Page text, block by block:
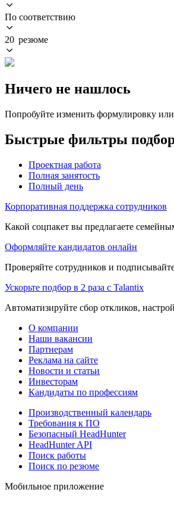
По соответствию
20 резюме
Ничего не нашлось
Попробуйте изменить формулировку
Быстрые фильтры
Проектная работа
Полная занятость
Полный день
Корпоративная поддержка сотрудников
Какой соцпакет вы предлагаете
Оформляйте кандидатов онлайн
Проверяйте сотрудников и
Ускорьте подбор в 2 раза с Talantix
Автоматизируйте сбор откликов,
О компании
Наши вакансии
Партнерам
Реклама на сайте
Новости и статьи
Инвесторам
Кандидаты по профессиям
Производственный календарь
Требования к ПО
Безопасный HeadHunter
HeadHunter API
Поиск работы
Поиск по резюме
Мобильное приложение